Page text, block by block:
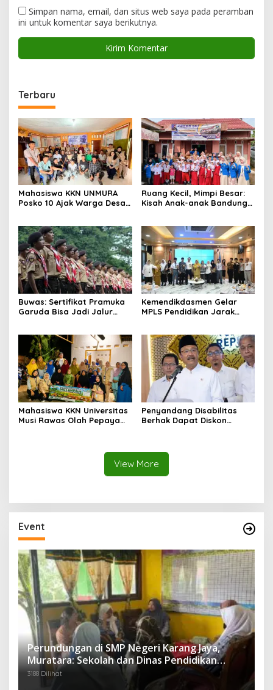
Simpan nama, email, dan situs web saya pada peramban
ini untuk komentar saya berikutnya.
Terbaru
Mahasiswa KKN UNMURA
Posko 10 Ajak Warga Desa
Ruang Kecil, Mimpi Besar:
Kisah Anak-anak Bandung
Buwas: Sertifikat Pramuka
Garuda Bisa Jadi Jalur
Kemendikdasmen Gelar
MPLS Pendidikan Jarak
Mahasiswa KKN Universitas
Musi Rawas Olah Pepaya
Penyandang Disabilitas
Berhak Dapat Diskon
View More
Event
Perundungan di SMP Negeri Karang Jaya,
Muratara: Sekolah dan Dinas Pendidikan
Langsung Ambil Tindakan Tegas
3188 Dilihat